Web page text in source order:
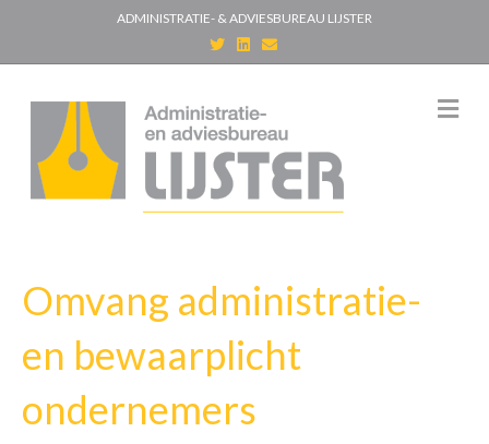
ADMINISTRATIE- & ADVIESBUREAU LIJSTER
T
w
i
e
r
n
d
i
n
E
m
a
M
e
Omvang administratie-
en bewaarplicht
ondernemers